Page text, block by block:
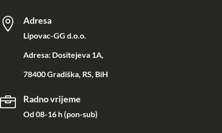
 Adresa
Lipovac-GG d.o.o.
Adresa: Dositejeva 1A,
78400 Gradiška, RS, BiH
 Radno vrijeme
Od 08-16 h (pon-sub)